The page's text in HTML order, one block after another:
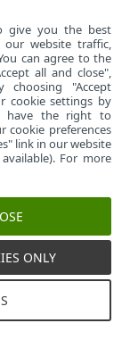
файлами cookie
щодо файлів
give you the best
our website traffic,
can agree to the
all and close",
choosing "Accept
cookie settings by
have the right to
cookie preferences
link in our website
For more
ONLY